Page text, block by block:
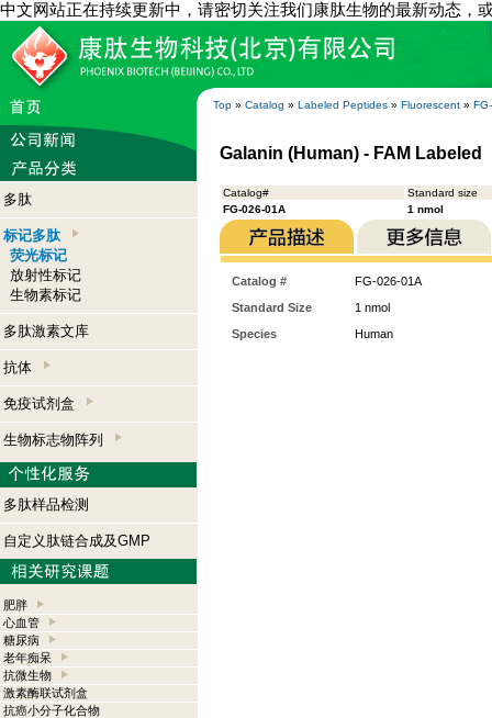
中文网站正在持续更新中，请密切关注我们康肽生物的最新动态，
Top » Catalog » Labeled Peptides » Fluorescent »
多肽
标记多肽
荧光标记
放射性标记
生物素标记
多肽激素文库
抗体
免疫试剂盒
生物标志物阵列
多肽样品检测
自定义肽链合成及GMP
肥胖
心血管
糖尿病
老年痴呆
抗微生物
激素酶联试剂盒
抗癌小分子化合物
Galanin (Human) - FAM Labeled
Catalog#
Standard size
FG-026-01A
1 nmol
Catalog #
FG-026-01A
Standard Size
1 nmol
Species
Human